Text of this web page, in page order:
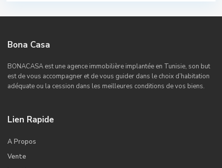
Bona Casa
BONACASA est une agence immobilière implantée en Tunisie, son but
est de vous accompagner et de vous guider dans le choix d’habitation
adéquate ou la cession dans les meilleures conditions de vos biens.
Lien Rapide
A Propos
Vente